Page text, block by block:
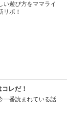
い遊び方をママライ
リポ！
レだ！
一番読まれている話